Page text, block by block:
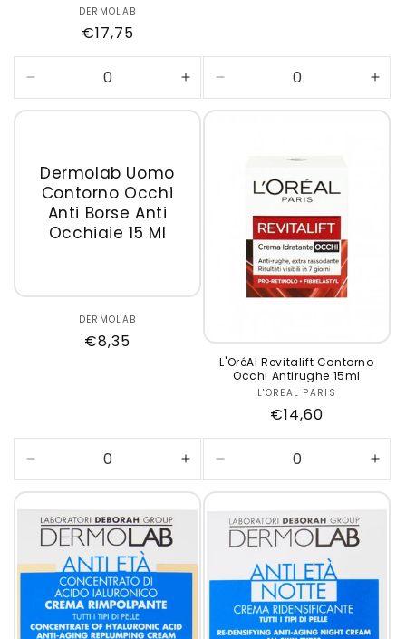
Produttore:
DERMOLAB
Prezzo
di
listino
€17,75
quantità
Aumenta
quantità
per
quantità
per
Dermolab Uomo
Contorno Occhi
Anti Borse Anti
Occhiaie 15 Ml
Produttore:
DERMOLAB
Prezzo
€8,35
quantità
Default
Title
Aumenta
quantità
per
Default
L'OréAl Revitalift Contorno
Occhi Antirughe 15ml
Produttore:
L'OREAL PARIS
Prezzo
di
listino
€14,60
quantità
Default
Title
per